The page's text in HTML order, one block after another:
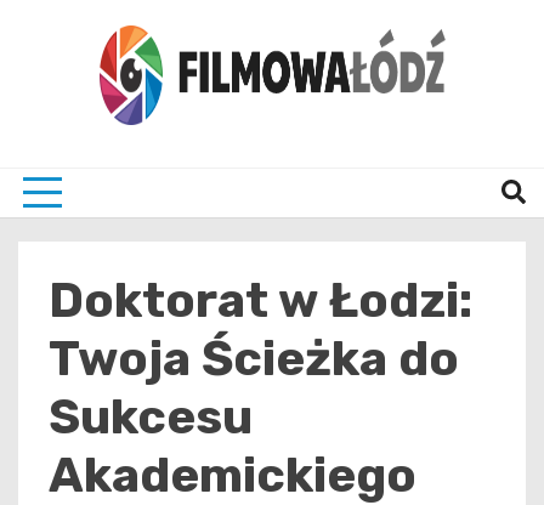
Doktorat w Łodzi:
Twoja Ścieżka do
Sukcesu
Akademickiego